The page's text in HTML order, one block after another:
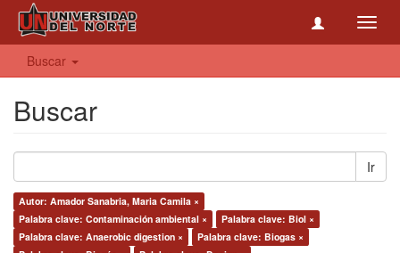
Buscar
Buscar
Ir
Autor: Amador Sanabria, Maria Camila ×
Palabra clave: Contaminación ambiental ×
Palabra clave: Biol ×
Palabra clave: Anaerobic digestion ×
Palabra clave: Biogas ×